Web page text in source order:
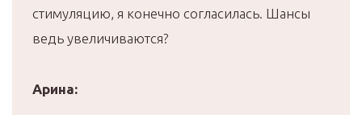
стимуляцию, я конечно согласилась. Шансы
ведь увеличиваются?
Арина: